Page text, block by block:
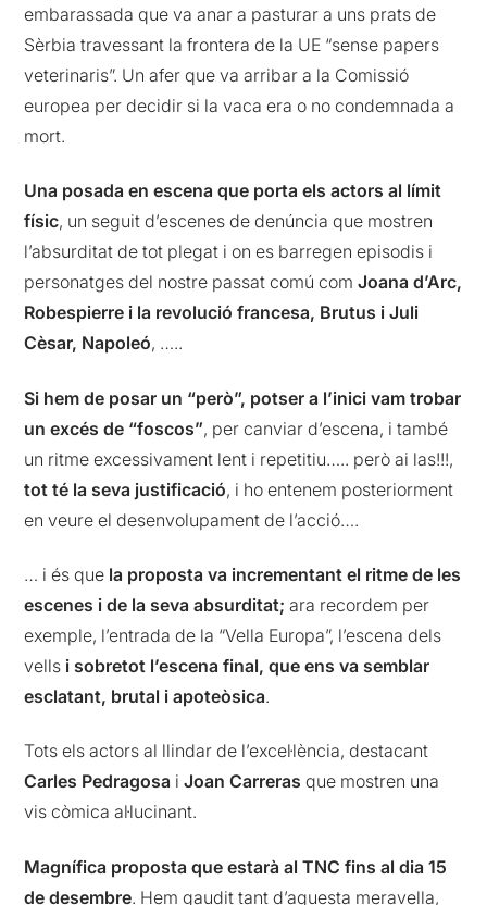
embarassada que va anar a pasturar a uns prats de
Sèrbia travessant la frontera de la UE “sense papers
veterinaris”. Un afer que va arribar a la Comissió
europea per decidir si la vaca era o no condemnada a
mort.
Una posada en escena que porta els actors al límit
físic, un seguit d’escenes de denúncia que mostren
l’absurditat de tot plegat i on es barregen episodis i
personatges del nostre passat comú comJoana d’Arc,
Robespierre i la revolució francesa, Brutus i Juli
Cèsar, Napoleó, …..
Si hem de posar un “però”, potser a l’inici vam trobar
un excés de “foscos”, per canviar d’escena, i també
un ritme excessivament lent i repetitiu….. però ai las!!!,
tot té la seva justificació, i ho entenem posteriorment
en veure el desenvolupament de l’acció….
… i és que la proposta va incrementant el ritme de les
escenes i de la seva absurditat;ara recordem per
exemple, l’entrada de la “Vella Europa”, l’escena dels
vells i sobretot l’escena final, que ens va semblar
esclatant, brutal i apoteòsica.
Tots els actors al llindar de l’excel·lència, destacant
Carles Pedragosa i Joan Carreras que mostren una
vis còmica al·lucinant.
Magnífica proposta que estarà al TNC fins al dia 15
de desembre. Hem gaudit tant d’aquesta meravella,